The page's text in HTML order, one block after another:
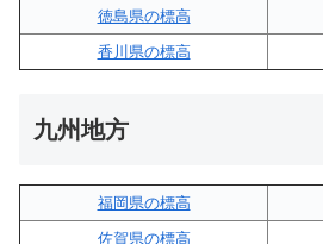
徳島県の標高
香川県の標高
九州地方
福岡県の標高
佐賀県の標高